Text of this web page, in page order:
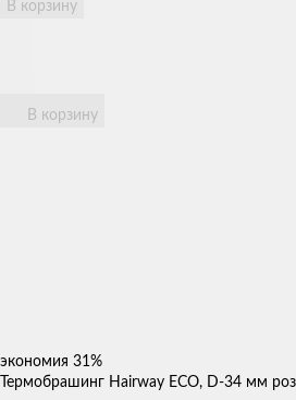
В корзину
В корзину
экономия 31%
Термобрашинг Hairway ECO, D-34 мм